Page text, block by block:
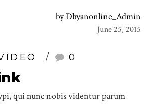
by Dhyanonline_Admin
June 25, 2015
0
qui nunc nobis videntur parum